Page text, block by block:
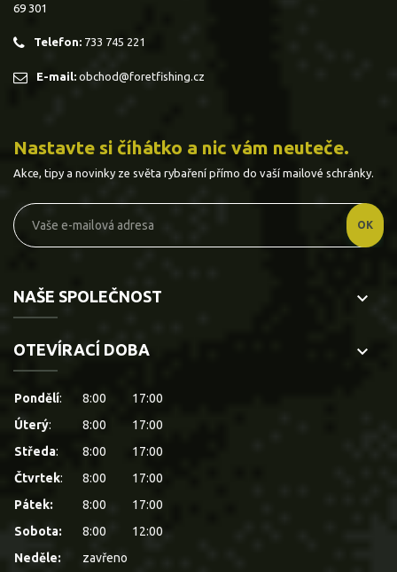
69 301
Telefon: 733 745 221
E-mail: obchod@foretfishing.cz
Nastavte si číhátko a nic vám neuteče.
Akce, tipy a novinky ze světa rybaření přímo do vaší mailové schránky.
NAŠE SPOLEČNOST keyboard_arrow_down
OTEVÍRACÍ DOBA keyboard_arrow_down
Pondělí: 8:00
17:00
Úterý: 8:00
17:00
Středa: 8:00
17:00
Čtvrtek: 8:00
17:00
Pátek:
8:00
17:00
Sobota:
8:00
12:00
Neděle:
zavřeno